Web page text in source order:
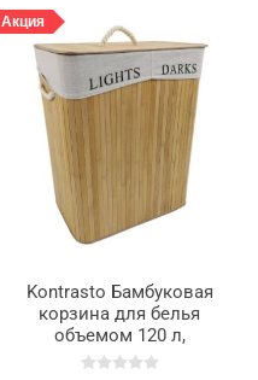
Акция
Kontrasto Бамбуковая
корзина для белья
объемом 120 л,
натурального цвета,